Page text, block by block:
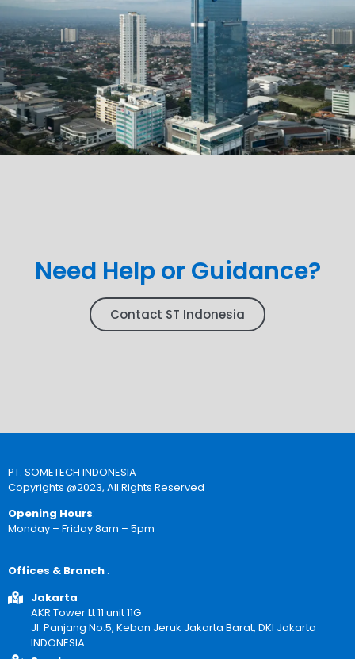
Need Help or Guidance?
Contact ST Indonesia
PT. SOMETECH INDONESIA
Copyrights @2023, All Rights Reserved
Opening Hours:
Monday – Friday 8am – 5pm
Offices & Branch :
Jakarta
AKR Tower Lt 11 unit 11G
Jl. Panjang No.5, Kebon Jeruk Jakarta Barat, DKI Jakarta
INDONESIA